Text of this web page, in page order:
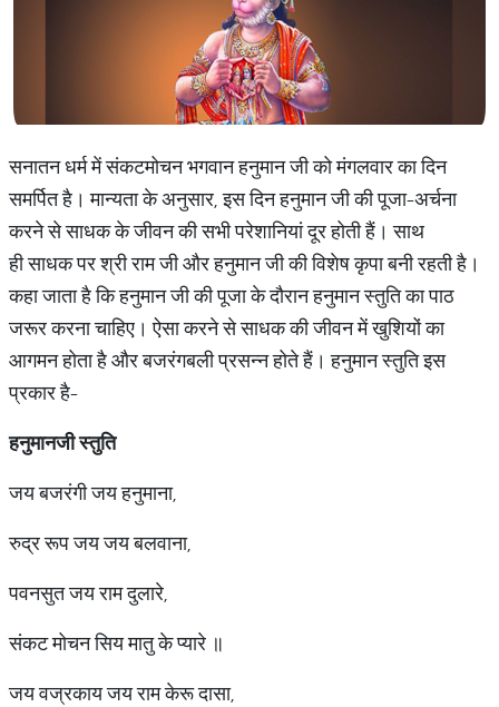
सनातन धर्म में संकटमोचन भगवान हनुमान जी को मंगलवार का दिन
समर्पित है। मान्यता के अनुसार, इस दिन हनुमान जी की पूजा-अर्चना
करने से साधक के जीवन की सभी परेशानियां दूर होती हैं। साथ
ही साधक पर श्री राम जी और हनुमान जी की विशेष कृपा बनी रहती है।
कहा जाता है कि हनुमान जी की पूजा के दौरान हनुमान स्तुति का पाठ
जरूर करना चाहिए। ऐसा करने से साधक की जीवन में खुशियों का
आगमन होता है और बजरंगबली प्रसन्न होते हैं। हनुमान स्तुति इस
प्रकार है-
हनुमानजीस्तुति
जय बजरंगी जय हनुमाना,
रुद्र रूप जय जय बलवाना,
पवनसुत जय राम दुलारे,
संकट मोचन सिय मातु के प्यारे ॥
जय वज्रकाय जय राम केरू दासा,